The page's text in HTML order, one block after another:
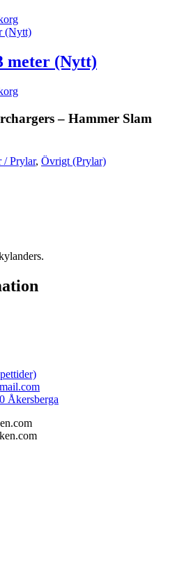
meter (Nytt)
– Hammer Slam
/ Prylar, Övrigt (Prylar)
Åkersberga